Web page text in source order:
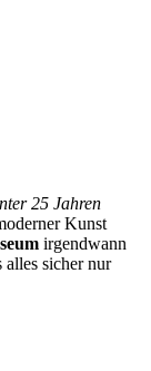
25 Jahren
Kunst
irgendwann
alles sicher nur